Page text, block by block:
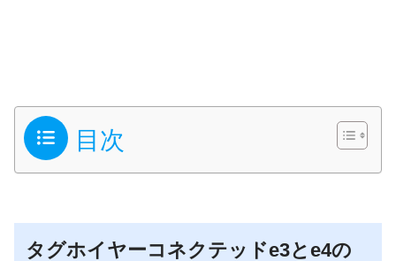
目次
タグホイヤーコネクテッドe3とe4の